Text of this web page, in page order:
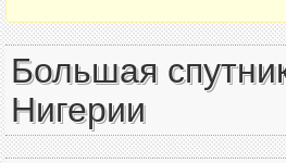
Большая
Нигерии